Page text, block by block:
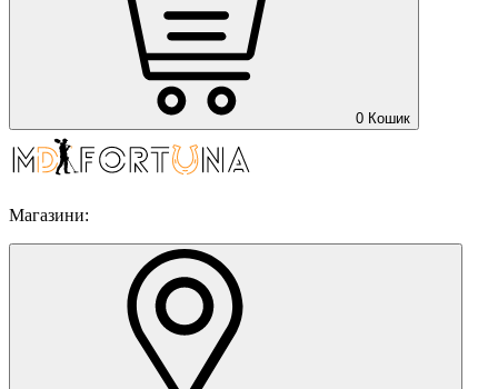
0 Кошик
Магазини: